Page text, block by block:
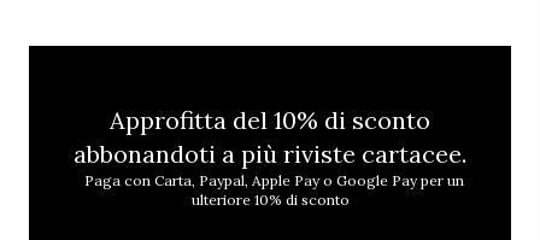
Approfitta del 10% di sconto
abbonandoti a più riviste cartacee.
Paga con Carta, Paypal, Apple Pay o Google Pay per un
ulteriore 10% di sconto